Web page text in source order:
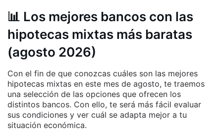
📊 Los mejores bancos con las
hipotecas mixtas más baratas
(agosto 2026)
Con el fin de que conozcas cuáles son las mejores
hipotecas mixtas en este mes de agosto, te traemos
una selección de las opciones que ofrecen los
distintos bancos. Con ello, te será más fácil evaluar
sus condiciones y ver cuál se adapta mejor a tu
situación económica.